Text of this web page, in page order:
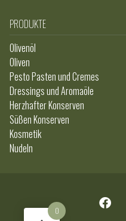
PRODUKTE
Olivenöl
Oliven
Pesto Pasten und Cremes
Dressings und Aromaöle
Herzhafter Konserven
Süßen Konserven
Kosmetik
Nudeln
0